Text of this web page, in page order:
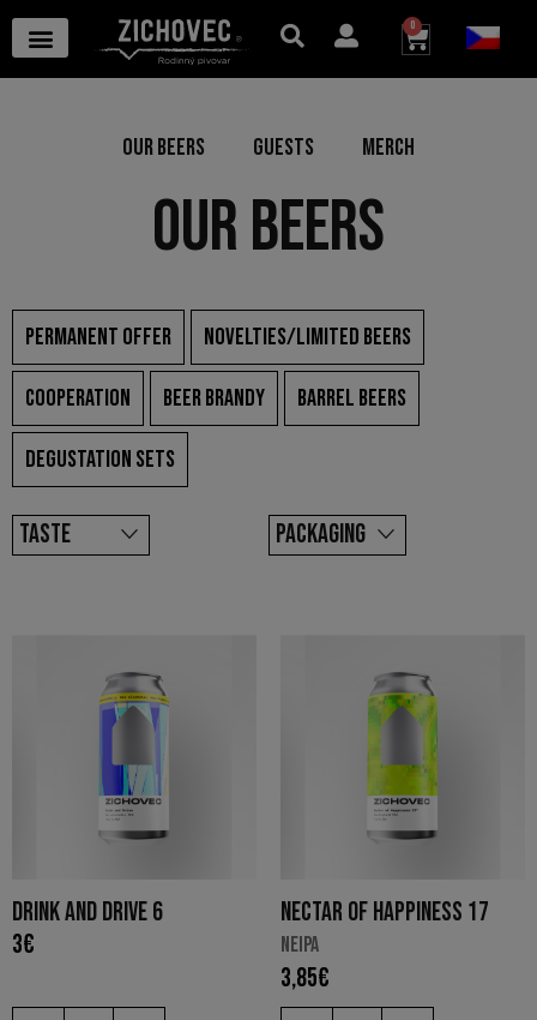
0
OUR BEERS GUESTS MERCH
OUR BEERS
BARREL BEERS
BEER BRANDY
COOPERATION
DEGUSTATION SETS
NOVELTIES/LIMITED BEERS
PERMANENT OFFER
TASTE PACKAGING
DRINK AND DRIVE 6
3€
NECTAR OF HAPPINESS 17
NEIPA
3,85€